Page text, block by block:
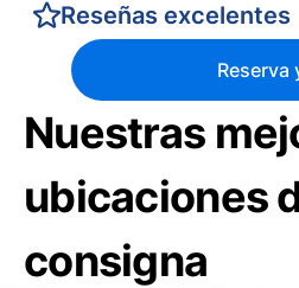
Reseñas excelentes
Reserva
Nuestras
ubicaciones
consigna